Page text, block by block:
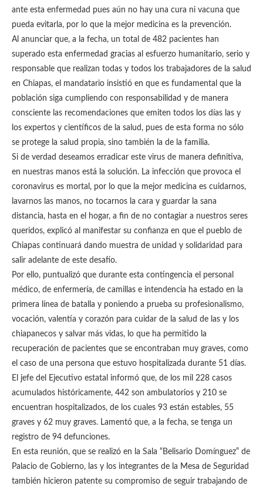
ante esta enfermedad pues aún no hay una cura ni vacuna que
pueda evitarla, por lo que la mejor medicina es la prevención.
Al anunciar que, a la fecha, un total de 482 pacientes han
superado esta enfermedad gracias al esfuerzo humanitario, serio y
responsable que realizan todas y todos los trabajadores de la salud
en Chiapas, el mandatario insistió en que es fundamental que la
población siga cumpliendo con responsabilidad y de manera
consciente las recomendaciones que emiten todos los días las y
los expertos y científicos de la salud, pues de esta forma no sólo
se protege la salud propia, sino también la de la familia.
Si de verdad deseamos erradicar este virus de manera definitiva,
en nuestras manos está la solución. La infección que provoca el
coronavirus es mortal, por lo que la mejor medicina es cuidarnos,
lavarnos las manos, no tocarnos la cara y guardar la sana
distancia, hasta en el hogar, a fin de no contagiar a nuestros seres
queridos, explicó al manifestar su confianza en que el pueblo de
Chiapas continuará dando muestra de unidad y solidaridad para
salir adelante de este desafío.
Por ello, puntualizó que durante esta contingencia el personal
médico, de enfermería, de camillas e intendencia ha estado en la
primera línea de batalla y poniendo a prueba su profesionalismo,
vocación, valentía y corazón para cuidar de la salud de las y los
chiapanecos y salvar más vidas, lo que ha permitido la
recuperación de pacientes que se encontraban muy graves, como
el caso de una persona que estuvo hospitalizada durante 51 días.
El jefe del Ejecutivo estatal informó que, de los mil 228 casos
acumulados históricamente, 442 son ambulatorios y 210 se
encuentran hospitalizados, de los cuales 93 están estables, 55
graves y 62 muy graves. Lamentó que, a la fecha, se tenga un
registro de 94 defunciones.
En esta reunión, que se realizó en la Sala “Belisario Domínguez” de
Palacio de Gobierno, las y los integrantes de la Mesa de Seguridad
también hicieron patente su compromiso de seguir trabajando de